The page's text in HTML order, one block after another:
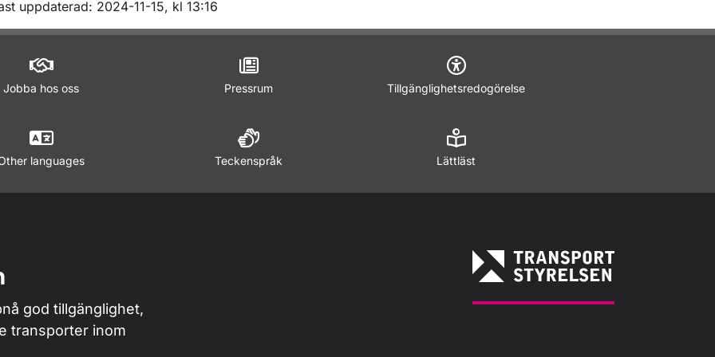
sidan
uppdaterad: 2024-11-15, kl 13:16
Jobba hos oss Pressrum Tillgänglighetsredogörelse
languages Teckenspråk Lättläst
god tillgänglighet,
transporter inom